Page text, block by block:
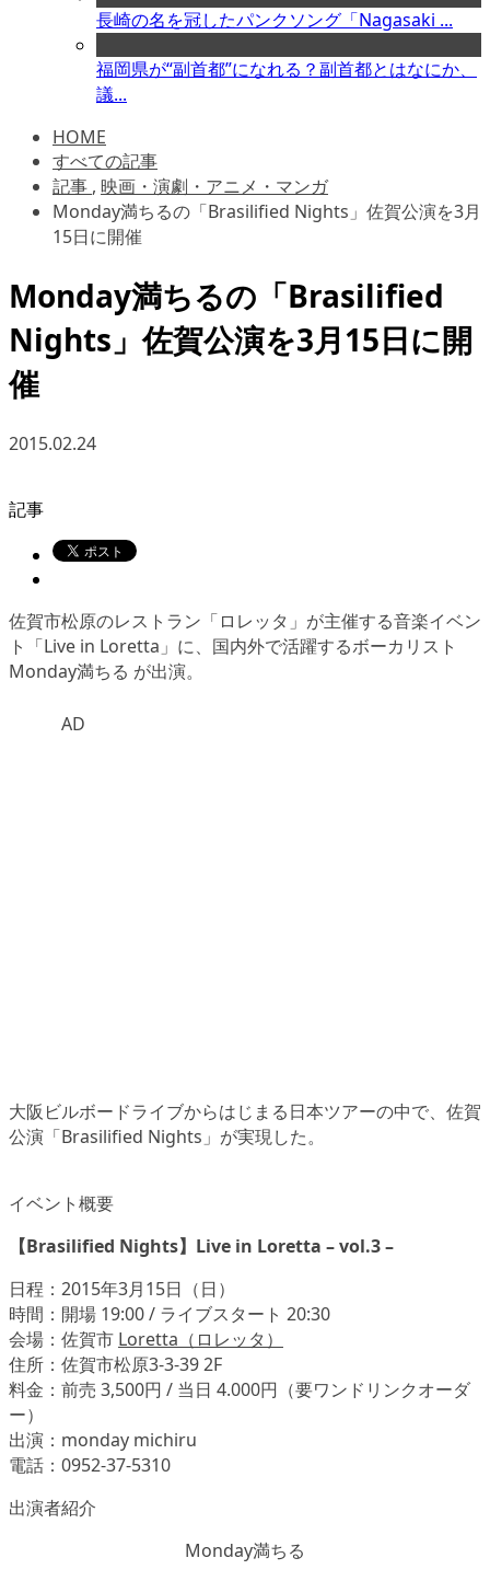
長崎の名を冠したパンクソング「Nagasaki ...
福岡県が“副首都”になれる？副首都とはなにか、
議...
HOME
すべての記事
記事 , 映画・演劇・アニメ・マンガ
Monday満ちるの「Brasilified Nights」佐賀公演を3月
15日に開催
Monday満ちるの「Brasilified
Nights」佐賀公演を3月15日に開
催
2015.02.24
記事
佐賀市松原のレストラン「ロレッタ」が主催する音楽イベン
ト「Live in Loretta」に、国内外で活躍するボーカリスト
Monday満ちる が出演。
AD
大阪ビルボードライブからはじまる日本ツアーの中で、佐賀
公演「Brasilified Nights」が実現した。
イベント概要
【Brasilified Nights】Live in Loretta – vol.3 –
日程：2015年3月15日（日）
時間：開場 19:00 / ライブスタート 20:30
会場：佐賀市 Loretta（ロレッタ）
住所：佐賀市松原3-3-39 2F
料金：前売 3,500円 / 当日 4.000円（要ワンドリンクオーダ
ー）
出演：monday michiru
電話：0952-37-5310
出演者紹介
Monday満ちる